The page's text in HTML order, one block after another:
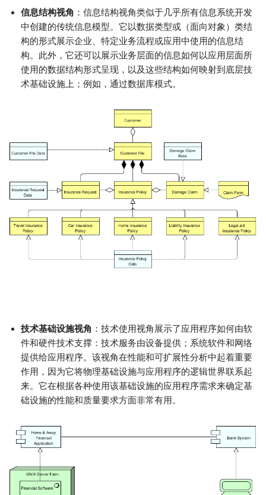
信息结构视角 ：信息结构视角类似于几乎所有信息系统开发
中创建的传统信息模型。它以数据类型或（面向对象）类结
构的形式展示企业、特定业务流程或应用中使用的信息结
构。此外，它还可以展示业务层面的信息如何以应用层面所
使用的数据结构形式呈现，以及这些结构如何映射到底层技
术基础设施上；例如，通过数据库模式。
技术基础设施视角 ：技术使用视角展示了应用程序如何由软
件和硬件技术支撑：技术服务由设备提供；系统软件和网络
提供给应用程序。该视角在性能和可扩展性分析中起着重要
作用，因为它将物理基础设施与应用程序的逻辑世界联系起
来。它在根据各种使用该基础设施的应用程序需求来确定基
础设施的性能和质量要求方面非常有用。